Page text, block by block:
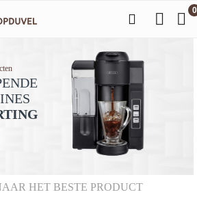
0
HET BESTE PRODUCT